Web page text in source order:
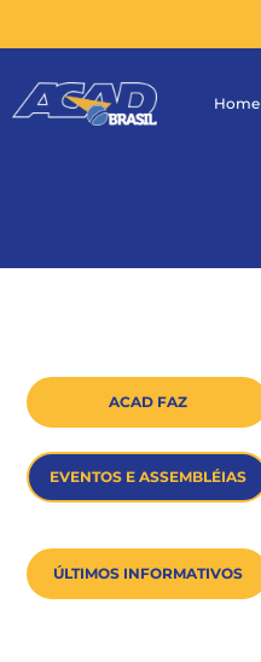
Home
ACAD FAZ
EVENTOS E ASSEMBLÉIAS
ÚLTIMOS INFORMATIVOS